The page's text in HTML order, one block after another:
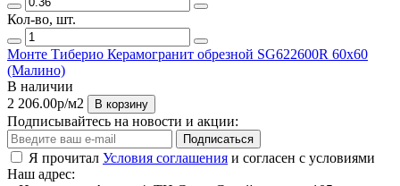
Кол-во, шт.
Монте Тиберио Керамогранит обрезной SG622600R 60х60
(Малино)
В наличии
2 206.00р/м2 В корзину
Подписывайтесь на новости и акции:
Подписаться
Я прочитал Условия соглашения и согласен с условиями
Наш адрес: